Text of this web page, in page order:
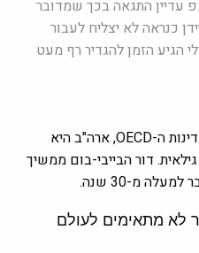
עדיין התגאה בכך שמדובר
כנראה לא יצליח לעבור
הגיע הזמן להגדיר רף מעט
על פי נתוני "האקונומיסט", מבין מדינות ה-OECD, ארה"ב היא
דור הבייבי-בום ממשיך
מ-30 שנה.
לא מתאימים לעולם